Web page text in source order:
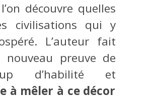
découvre quelles
civilisations qui y
L’auteur fait
nouveau preuve de
d’habilité et
à mêler à ce décor